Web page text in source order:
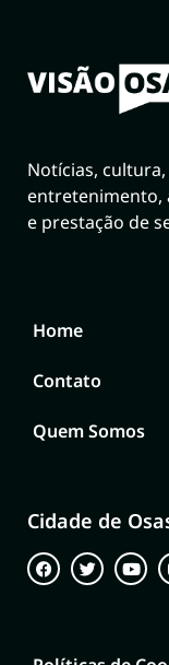
Notícias,
entretenimento,
e prestação de
Home
Contato
Quem Somos
Cidade de